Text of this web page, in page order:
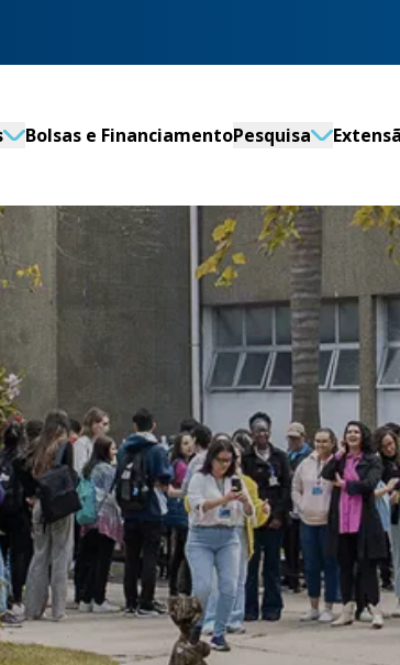
Bolsas e FinanciamentoPesquisa